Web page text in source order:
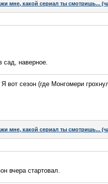
мне, какой сериал ты смотришь...
сад, наверное.
Я вот сезон (где Монгомери
мне, какой сериал ты смотришь...
вчера стартовал.